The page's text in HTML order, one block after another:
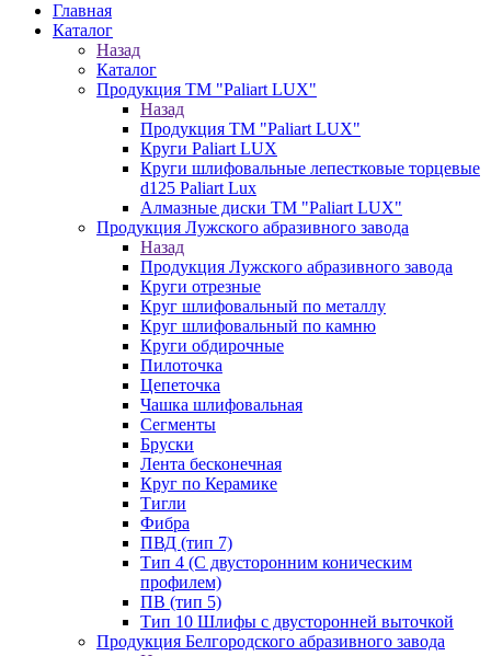
Главная
Каталог
Назад
Каталог
Продукция ТМ "Paliart LUX"
Назад
Продукция ТМ "Paliart LUX"
Круги Paliart LUX
Круги шлифовальные лепестковые торцевые
d125 Paliart Lux
Алмазные диски ТМ "Paliart LUX"
Продукция Лужского абразивного завода
Назад
Продукция Лужского абразивного завода
Круги отрезные
Круг шлифовальный по металлу
Круг шлифовальный по камню
Круги обдирочные
Пилоточка
Цепеточка
Чашка шлифовальная
Сегменты
Бруски
Лента бесконечная
Круг по Керамике
Тигли
Фибра
ПВД (тип 7)
Тип 4 (С двусторонним коническим
профилем)
ПВ (тип 5)
Тип 10 Шлифы с двусторонней выточкой
Продукция Белгородского абразивного завода